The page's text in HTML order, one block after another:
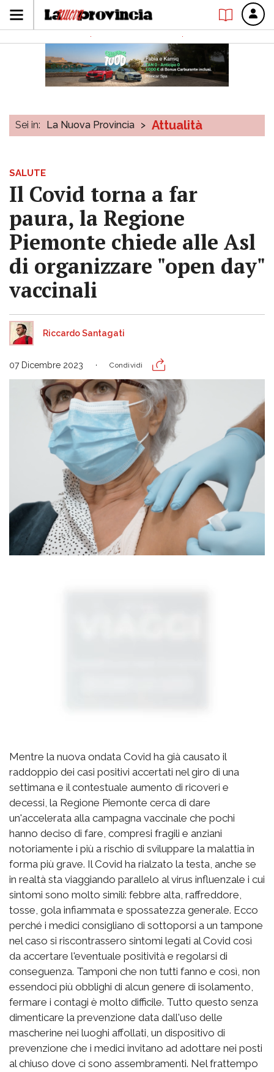
Sei in: La Nuova Provincia > Attualità
SALUTE
Il Covid torna a far
paura, la Regione
Piemonte chiede alle Asl
di organizzare "open day"
vaccinali
Riccardo Santagati
07 Dicembre 2023 Condividi
Mentre la nuova ondata Covid ha già causato il
raddoppio dei casi positivi accertati nel giro di una
settimana e il contestuale aumento di ricoveri e
decessi, la Regione Piemonte cerca di dare
un'accelerata alla campagna vaccinale che pochi
hanno deciso di fare, compresi fragili e anziani
notoriamente i più a rischio di sviluppare la malattia in
forma più grave. Il Covid ha rialzato la testa, anche se
in realtà sta viaggiando parallelo al virus influenzale i cui
sintomi sono molto simili: febbre alta, raffreddore,
tosse, gola infiammata e spossatezza generale. Ecco
perché i medici consigliano di sottoporsi a un tampone
nel caso si riscontrassero sintomi legati al Covid così
da accertare l'eventuale positività e regolarsi di
conseguenza. Tamponi che non tutti fanno e così, non
essendoci più obblighi di alcun genere di isolamento,
fermare i contagi è molto difficile. Tutto questo senza
dimenticare la prevenzione data dall'uso delle
mascherine nei luoghi affollati, un dispositivo di
prevenzione che i medici invitano ad adottare nei posti
al chiuso dove ci sono assembramenti. Nel frattempo